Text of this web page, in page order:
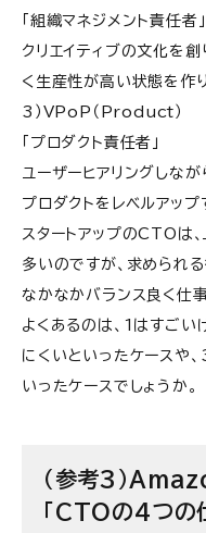
「組織マネジメント責任者」
クリエイティブの文化を創
く 生産性が高い状態を作
3）VPoP（Product）
「プロダクト責任者」
ユーザーヒアリングしな
プロダクトをレベルアッ
スタートアップのCTOは
多いのですが、求められる
なかなかバランス良く仕
よくあるのは、1はすご
にくいといったケースや
いったケースでしょうか。
（参考3）
「CTOの4つの